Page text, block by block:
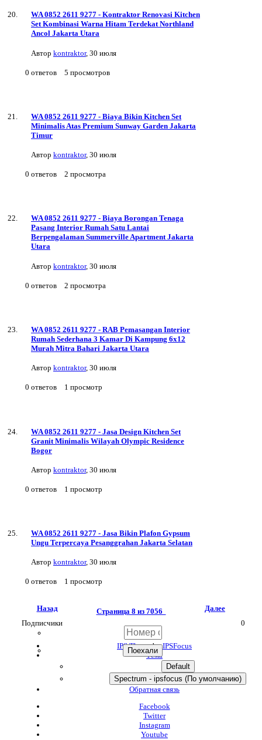
WA 0852 2611 9277 - Kontraktor Renovasi Kitchen
Set Kombinasi Warna Hitam Terdekat Northland
Ancol Jakarta Utara
Автор kontraktor, 30 июля
0 ответов 5 просмотров
WA 0852 2611 9277 - Biaya Bikin Kitchen Set
Minimalis Atas Premium Sunway Garden Jakarta
Timur
Автор kontraktor, 30 июля
0 ответов 2 просмотра
WA 0852 2611 9277 - Biaya Borongan Tenaga
Pasang Interior Rumah Satu Lantai
Berpengalaman Summerville Apartment Jakarta
Utara
Автор kontraktor, 30 июля
0 ответов 2 просмотра
WA 0852 2611 9277 - RAB Pemasangan Interior
Rumah Sederhana 3 Kamar Di Kampung 6x12
Murah Mitra Bahari Jakarta Utara
Автор kontraktor, 30 июля
0 ответов 1 просмотр
WA 0852 2611 9277 - Jasa Design Kitchen Set
Granit Minimalis Wilayah Olympic Residence
Bogor
Автор kontraktor, 30 июля
0 ответов 1 просмотр
WA 0852 2611 9277 - Jasa Bikin Plafon Gypsum
Ungu Terpercaya Pesanggrahan Jakarta Selatan
Автор kontraktor, 30 июля
0 ответов 1 просмотр
Назад Далее
Страница 8 из 7056
Подписчики
0
IPS ThemebyIPSFocus
Тема
Default
Spectrum - ipsfocus (По умолчанию)
Обратная связь
Facebook
Twitter
Instagram
Youtube